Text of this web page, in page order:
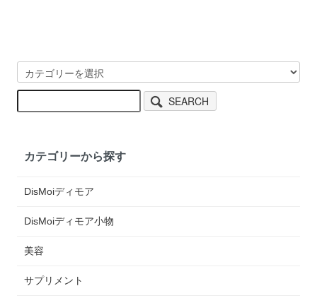
SEARCH
カテゴリーから探す
DisMoiディモア
DisMoiディモア小物
美容
サプリメント